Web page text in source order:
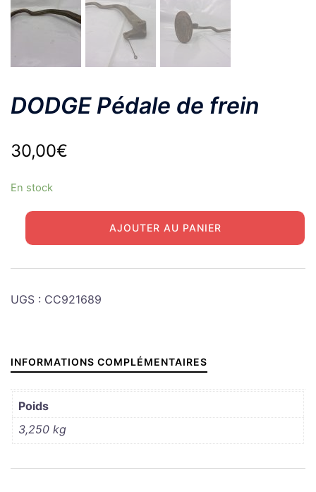
DODGE Pédale de frein
30,00€
En stock
quantité
Pédale
de
AJOUTER AU PANIER
UGS : CC921689
INFORMATIONS COMPLÉMENTAIRES
Poids
3,250 kg